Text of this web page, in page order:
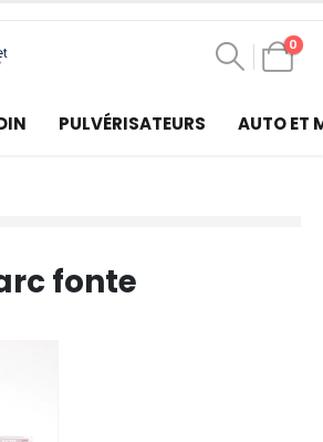
0
PULVÉRISATEURS AUTO ET
fonte